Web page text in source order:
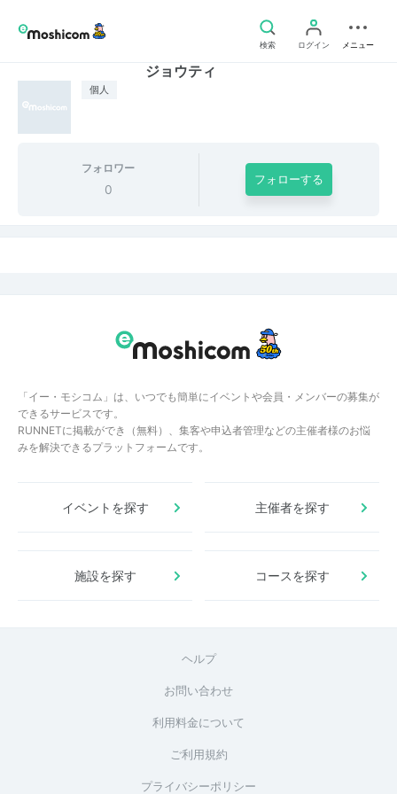
検索 ログイン メニュー
個人
ジョウティ
フォロワー
0
フォローする
「イー・モシコム」は、いつでも簡単にイベントや会員・メンバーの募集が
できるサービスです。
RUNNETに掲載ができ（無料）、集客や申込者管理などの主催者様のお悩
みを解決できるプラットフォームです。
イベントを探す 主催者を探す
施設を探す コースを探す
ヘルプ
お問い合わせ
利用料金について
ご利用規約
プライバシーポリシー